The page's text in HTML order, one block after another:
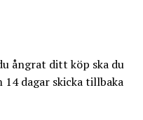
ångrat ditt köp ska du
dagar skicka tillbaka